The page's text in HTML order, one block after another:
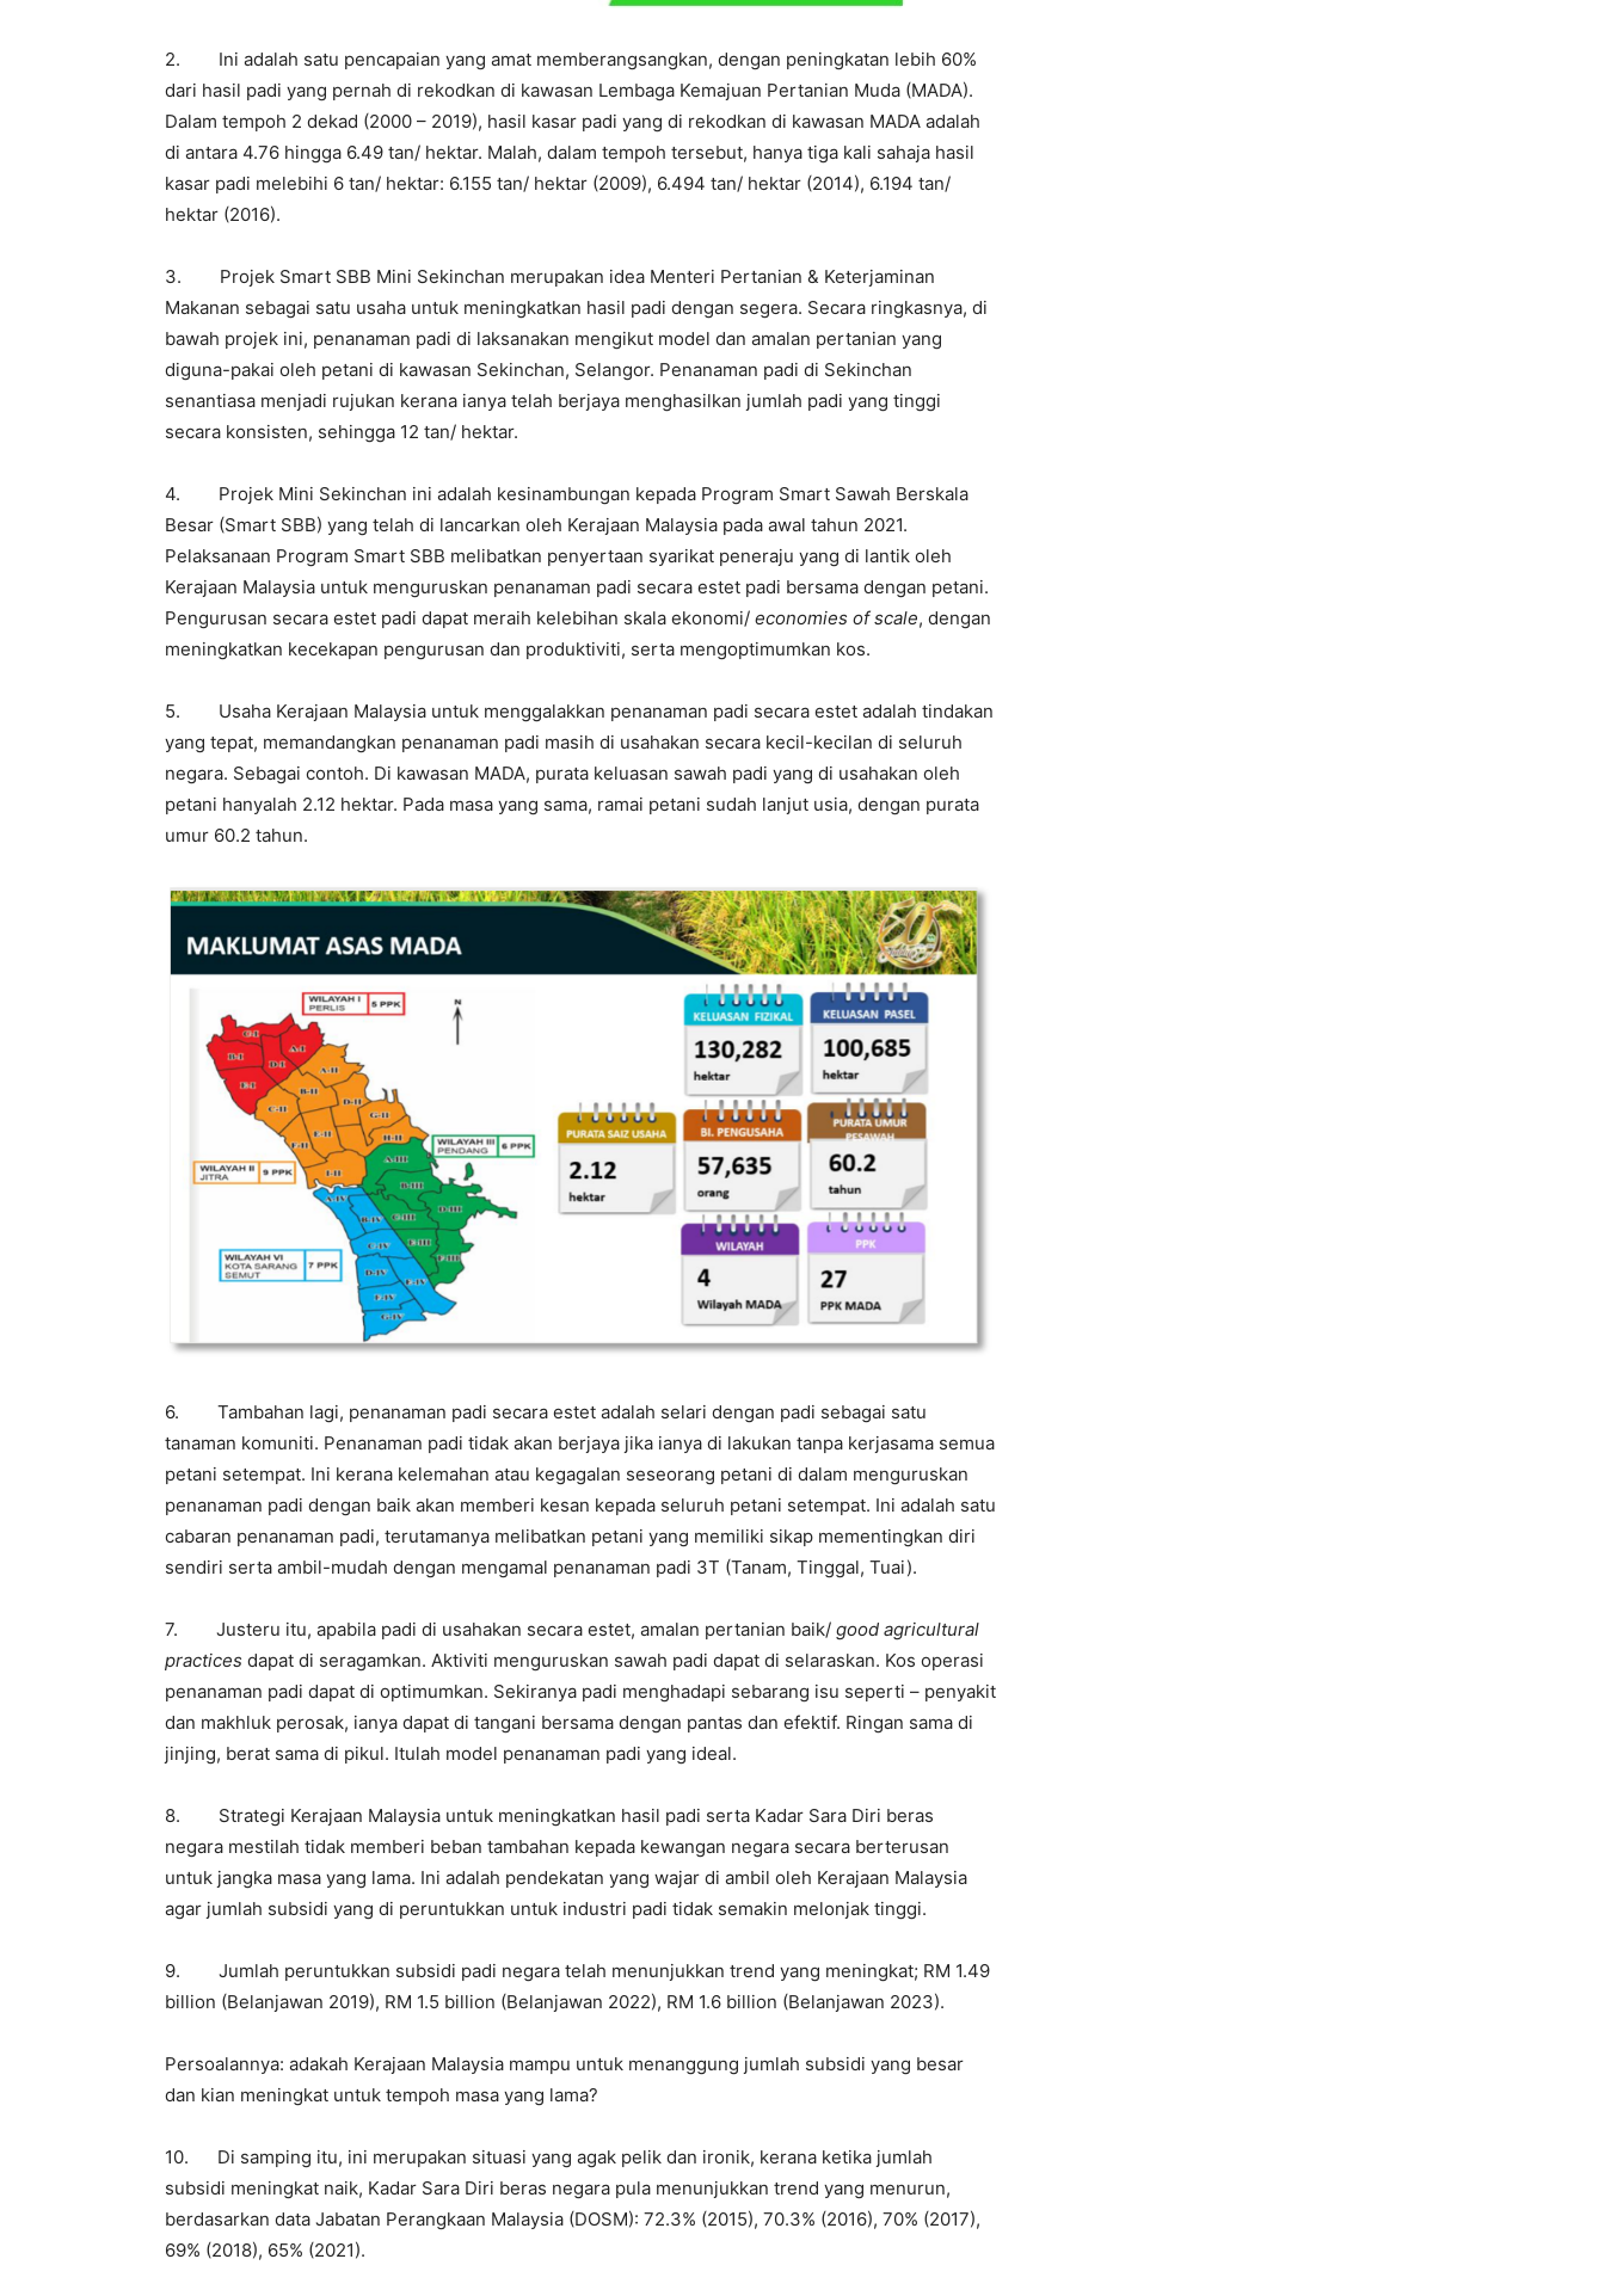
2. Ini adalah satu pencapaian yang amat memberangsangkan, dengan peningkatan lebih 60%
dari hasil padi yang pernah di rekodkan di kawasan Lembaga Kemajuan Pertanian Muda (MADA).
Dalam tempoh 2 dekad (2000 – 2019), hasil kasar padi yang di rekodkan di kawasan MADA adalah
di antara 4.76 hingga 6.49 tan/ hektar. Malah, dalam tempoh tersebut, hanya tiga kali sahaja hasil
kasar padi melebihi 6 tan/ hektar: 6.155 tan/ hektar (2009), 6.494 tan/ hektar (2014), 6.194 tan/
hektar (2016).
3. Projek Smart SBB Mini Sekinchan merupakan idea Menteri Pertanian & Keterjaminan
Makanan sebagai satu usaha untuk meningkatkan hasil padi dengan segera. Secara ringkasnya, di
bawah projek ini, penanaman padi di laksanakan mengikut model dan amalan pertanian yang
diguna-pakai oleh petani di kawasan Sekinchan, Selangor. Penanaman padi di Sekinchan
senantiasa menjadi rujukan kerana ianya telah berjaya menghasilkan jumlah padi yang tinggi
secara konsisten, sehingga 12 tan/ hektar.
4. Projek Mini Sekinchan ini adalah kesinambungan kepada Program Smart Sawah Berskala
Besar (Smart SBB) yang telah di lancarkan oleh Kerajaan Malaysia pada awal tahun 2021.
Pelaksanaan Program Smart SBB melibatkan penyertaan syarikat peneraju yang di lantik oleh
Kerajaan Malaysia untuk menguruskan penanaman padi secara estet padi bersama dengan petani.
Pengurusan secara estet padi dapat meraih kelebihan skala ekonomi/ economies of scale, dengan
meningkatkan kecekapan pengurusan dan produktiviti, serta mengoptimumkan kos.
5. Usaha Kerajaan Malaysia untuk menggalakkan penanaman padi secara estet adalah tindakan
yang tepat, memandangkan penanaman padi masih di usahakan secara kecil-kecilan di seluruh
negara. Sebagai contoh. Di kawasan MADA, purata keluasan sawah padi yang di usahakan oleh
petani hanyalah 2.12 hektar. Pada masa yang sama, ramai petani sudah lanjut usia, dengan purata
umur 60.2 tahun.
6. Tambahan lagi, penanaman padi secara estet adalah selari dengan padi sebagai satu
tanaman komuniti. Penanaman padi tidak akan berjaya jika ianya di lakukan tanpa kerjasama semua
petani setempat. Ini kerana kelemahan atau kegagalan seseorang petani di dalam menguruskan
penanaman padi dengan baik akan memberi kesan kepada seluruh petani setempat. Ini adalah satu
cabaran penanaman padi, terutamanya melibatkan petani yang memiliki sikap mementingkan diri
sendiri serta ambil-mudah dengan mengamal penanaman padi 3T (Tanam, Tinggal, Tuai).
7. Justeru itu, apabila padi di usahakan secara estet, amalan pertanian baik/ good agricultural
practices dapat di seragamkan. Aktiviti menguruskan sawah padi dapat di selaraskan. Kos operasi
penanaman padi dapat di optimumkan. Sekiranya padi menghadapi sebarang isu seperti – penyakit
dan makhluk perosak, ianya dapat di tangani bersama dengan pantas dan efektif. Ringan sama di
jinjing, berat sama di pikul. Itulah model penanaman padi yang ideal.
8. Strategi Kerajaan Malaysia untuk meningkatkan hasil padi serta Kadar Sara Diri beras
negara mestilah tidak memberi beban tambahan kepada kewangan negara secara berterusan
untuk jangka masa yang lama. Ini adalah pendekatan yang wajar di ambil oleh Kerajaan Malaysia
agar jumlah subsidi yang di peruntukkan untuk industri padi tidak semakin melonjak tinggi.
9. Jumlah peruntukkan subsidi padi negara telah menunjukkan trend yang meningkat; RM 1.49
billion (Belanjawan 2019), RM 1.5 billion (Belanjawan 2022), RM 1.6 billion (Belanjawan 2023).
Persoalannya: adakah Kerajaan Malaysia mampu untuk menanggung jumlah subsidi yang besar
dan kian meningkat untuk tempoh masa yang lama?
10. Di samping itu, ini merupakan situasi yang agak pelik dan ironik, kerana ketika jumlah
subsidi meningkat naik, Kadar Sara Diri beras negara pula menunjukkan trend yang menurun,
berdasarkan data Jabatan Perangkaan Malaysia (DOSM): 72.3% (2015), 70.3% (2016), 70% (2017),
69% (2018), 65% (2021).